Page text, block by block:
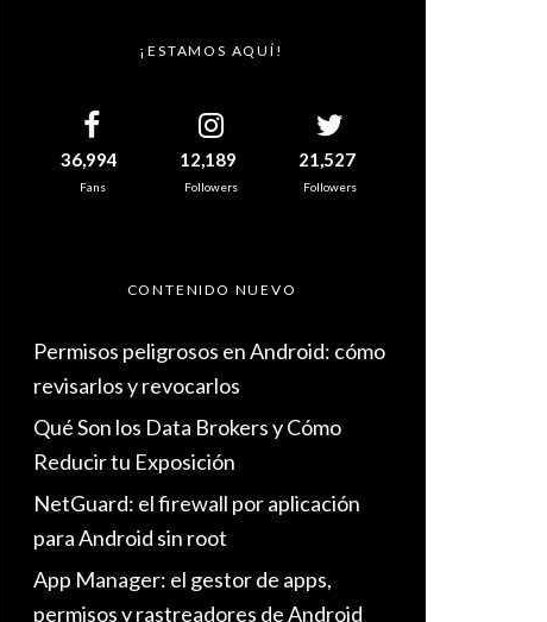
¡ESTAMOS AQUÍ!
36,994
Fans
12,189
Followers
21,527
Followers
CONTENIDO NUEVO
Permisos peligrosos en Android: cómo
revisarlos y revocarlos
Qué Son los Data Brokers y Cómo
Reducir tu Exposición
NetGuard: el firewall por aplicación
para Android sin root
App Manager: el gestor de apps,
permisos y rastreadores de Android